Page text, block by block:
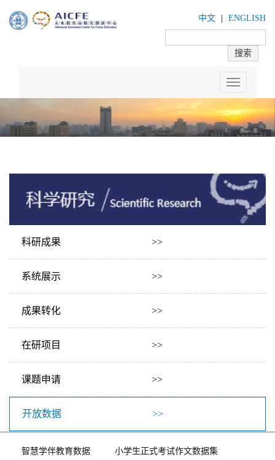
中文 ENGLISH
Toggle
navigation
科研成果 >>
系统展示 >>
成果转化 >>
在研项目 >>
课题申请 >>
开放数据 >>
智慧学伴教育数据 小学生正式考试作文数据集